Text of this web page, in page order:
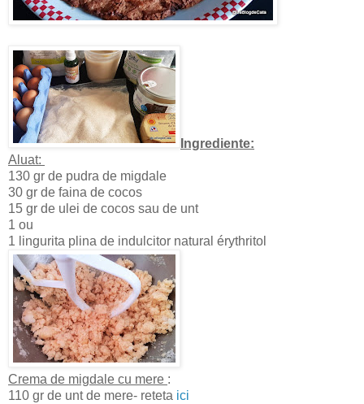
Ingrediente:
Aluat:
130 gr de pudra de migdale
30 gr de faina de cocos
15 gr de ulei de cocos sau de unt
1 ou
1 lingurita plina de indulcitor natural érythritol
Crema de migdale cu mere :
110 gr de unt de mere- reteta ici